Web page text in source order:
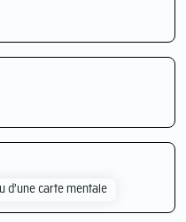
d’une carte mentale